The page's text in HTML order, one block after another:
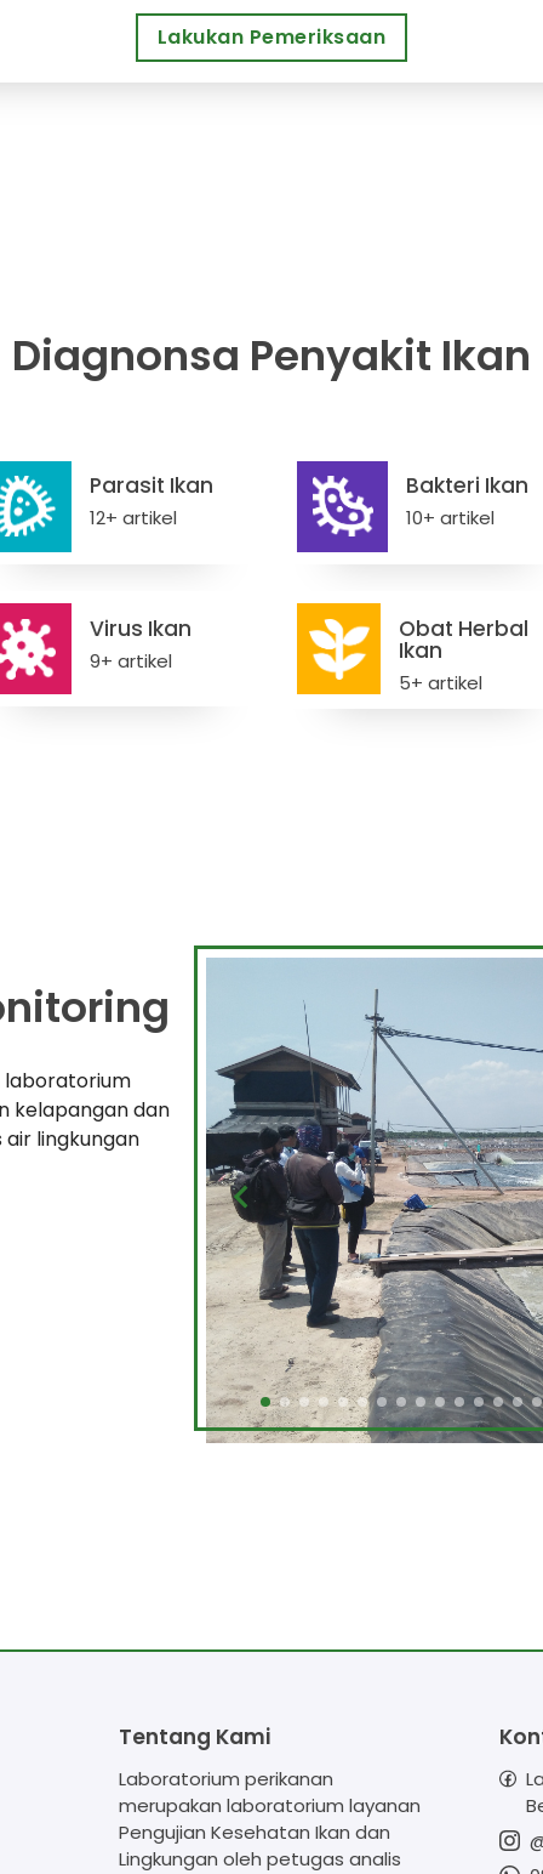
Lakukan Pemeriksaan
Diagnonsa Penyakit Ikan
Parasit Ikan
12+ artikel
Bakteri Ikan
10+ artikel
Virus Ikan
9+ artikel
Obat Herbal
Ikan
5+ artikel
laboratorium
kelapangan dan
lingkungan
chevron_left
Tentang Kami
Laboratorium perikanan
merupakan laboratorium layanan
Pengujian Kesehatan Ikan dan
Lingkungan oleh petugas analis